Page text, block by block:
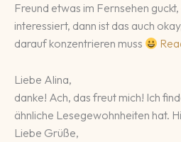
Freund etwas im Fernsehen
interessiert, dann ist das auch
darauf konzentrieren muss
Liebe Alina,
danke! Ach, das freut mich! Ich
ähnliche Lesegewohnheiten hat.
Liebe Grüße,